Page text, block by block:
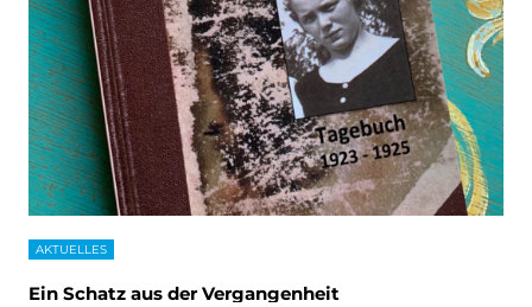
AKTUELLES
Ein Schatz aus der Vergangenheit